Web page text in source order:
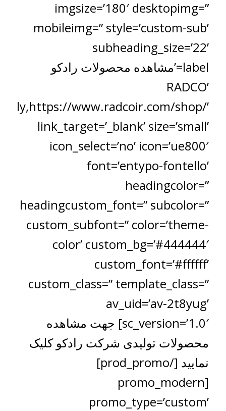
imgsize=’180′ desktopimg=”
mobileimg=” style=’custom-sub’
subheading_size=’22’
label=’مشاهده محصولات رادکو
RADCO’
www.radcoir.com/shop/’
link_target=’_blank’ size=’small’
icon_select=’no’ icon=’ue800′
font=’entypo-fontello’
headingcolor=”
headingcustom_font=” subcolor=”
custom_subfont=” color=’theme-
color’ custom_bg=’#444444′
custom_font=’#ffffff’
custom_class=” template_class=”
av_uid=’av-2t8yug’
sc_version=’1.0′] جهت مشاهده
محصولات تولیدی شرکت رادکو کلیک
نمایید [/prod_promo]
[promo_modern
promo_type=’custom’